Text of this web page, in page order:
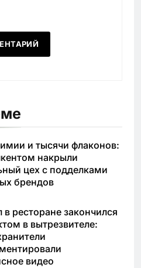
и тысячи флаконов:
накрыли
цех с подделками
брендов
в ресторане закончился
в вытрезвителе:
видео